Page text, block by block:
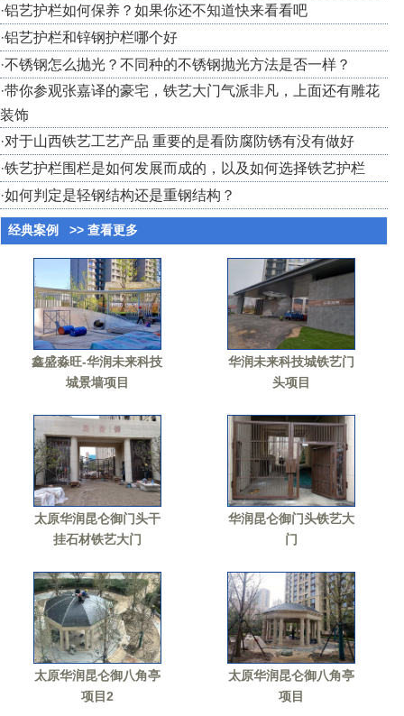
·铝艺护栏如何保养？如果你还不知道快来看看吧
·铝艺护栏和锌钢护栏哪个好
·不锈钢怎么抛光？不同种的不锈钢抛光方法是否一样？
·带你参观张嘉译的豪宅，铁艺大门气派非凡，上面还有雕花
装饰
·对于山西铁艺工艺产品 重要的是看防腐防锈有没有做好
·铁艺护栏围栏是如何发展而成的，以及如何选择铁艺护栏
·如何判定是轻钢结构还是重钢结构？
经典案例 >> 查看更多
鑫盛淼旺-华润未来科技
城景墙项目
华润未来科技城铁艺门
头项目
太原华润昆仑御门头干
挂石材铁艺大门
华润昆仑御门头铁艺大
门
太原华润昆仑御八角亭
项目2
太原华润昆仑御八角亭
项目